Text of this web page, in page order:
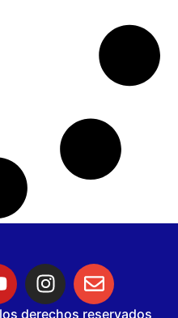
derechos reservados